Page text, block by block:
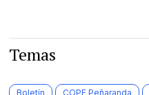
Temas
Boletín COPE Peñaranda